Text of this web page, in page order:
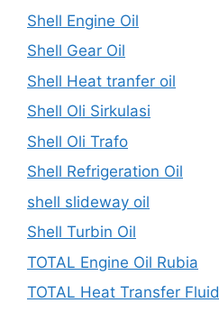
Shell Engine Oil
Shell Gear Oil
Shell Heat tranfer oil
Shell Oli Sirkulasi
Shell Oli Trafo
Shell Refrigeration Oil
shell slideway oil
Shell Turbin Oil
TOTAL Engine Oil Rubia
TOTAL Heat Transfer Fluid